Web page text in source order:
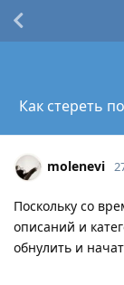
Как стереть
molenevi
Поскольку со
описаний и
обнулить и